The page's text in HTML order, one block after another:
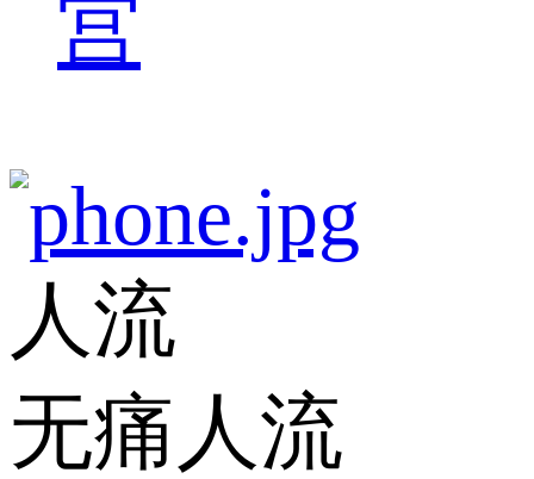
宫
人流
无痛人流